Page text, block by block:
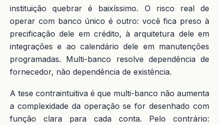
instituição quebrar é baixíssimo. O risco real de
operar com banco único é outro: você fica preso à
precificação dele em crédito, à arquitetura dele em
integrações e ao calendário dele em manutenções
programadas. Multi-banco resolve dependência de
fornecedor, não dependência de existência.
A tese contraintuitiva é que multi-banco não aumenta
a complexidade da operação se for desenhado com
função clara para cada conta. Pelo contrário: